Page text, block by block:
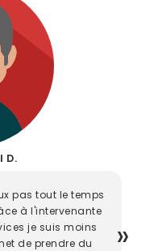
D.
pas tout le temps
à l'intervenante
je suis moins
de prendre du